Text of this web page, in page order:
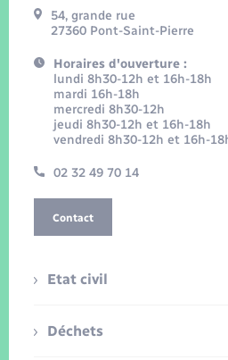
54, grande rue
27360 Pont-Saint-Pierre
Horaires d'ouverture :
lundi 8h30-12h et 16h-18h
mardi 16h-18h
mercredi 8h30-12h
jeudi 8h30-12h et 16h-18h
vendredi 8h30-12h et 16h-
02 32 49 70 14
Contact
Etat civil
Déchets